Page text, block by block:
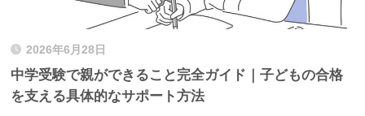
2026年6月28日
中学受験で親ができること完全ガイド｜子どもの合格
を支える具体的なサポート方法